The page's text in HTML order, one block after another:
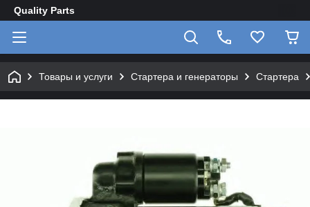
Quality Parts
Товары и услуги Стартера и генераторы Стартера